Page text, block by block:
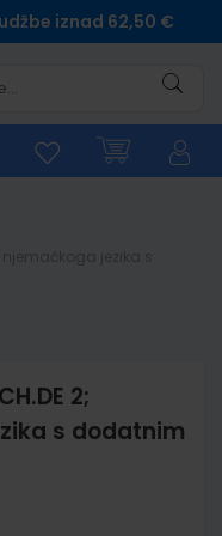
iznad 62,50 €
2;
s dodatnim